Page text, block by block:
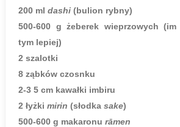
200 ml dashi (bulion rybny)
500-600 g żeberek wieprzowych
tym lepiej)
2 szalotki
8 ząbków czosnku
2-3 5 cm kawałki imbiru
2 łyżki mirin (słodka sake)
500-600 g makaronu rāmen